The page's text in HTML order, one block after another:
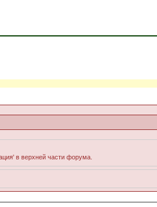
в верхней части форума.